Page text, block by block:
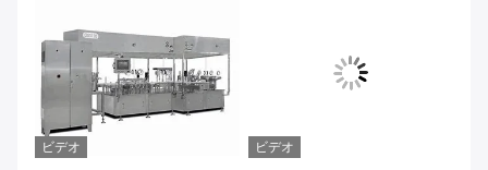
ビデオ ビデオ